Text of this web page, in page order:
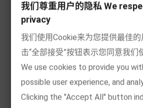
我们尊重用户的隐私 We
privacy
我们使用Cookie来为您提供最佳
击“全部接受”按钮表示您同意我们
We use cookies to provide you
possible user experience, and
Clicking the "Accept All" button